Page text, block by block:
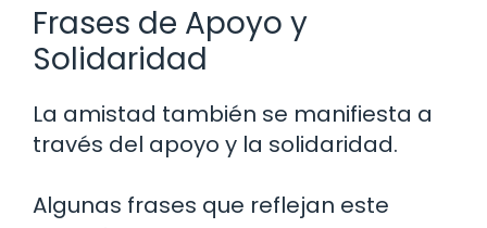
Frases de Apoyo y
Solidaridad
La amistad también se manifiesta a
través del apoyo y la solidaridad.
Algunas frases que reflejan este